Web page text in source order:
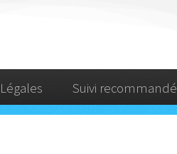
Suivi recommandé